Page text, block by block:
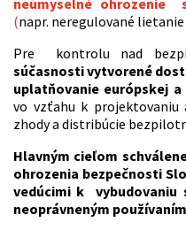
(napr. neregulované
Pre kontrolu nad
súčasnosti vytvorené
uplatňovanie európskej
vo vzťahu k projektovaniu
zhody a distribúcie
Hlavným cieľom
ohrozenia bezpečnosti
vedúcimi k vybudovaniu
neoprávneným